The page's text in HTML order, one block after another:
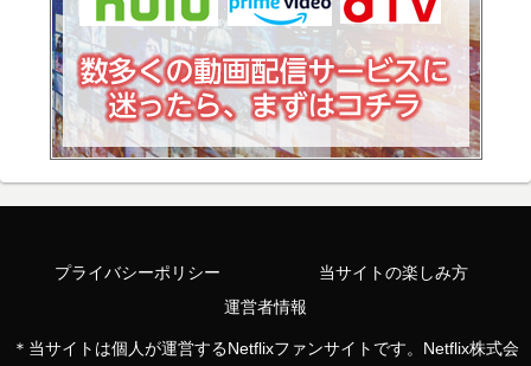
プライバシーポリシー
当サイトの楽しみ方
運営者情報
＊当サイトは個人が運営するNetflixファンサイトです。Netflix株式会